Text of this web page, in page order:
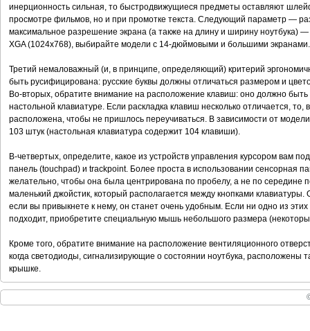
инерционность сильная, то быстродвижущиеся предметы оставляют
просмотре фильмов, но и при промотке текста. Следующий параметр —
максимальное разрешение экрана (а также на длину и ширину ноутбука)
XGA (1024х768), выбирайте модели с 14-дюймовыми и большими экранами.
Третий немаловажный (и, в принципе, определяющий) критерий
быть русифицирована: русские буквы должны отличаться размером и
Во-вторых, обратите внимание на расположение клавиш: оно должно
настольной клавиатуре. Если раскладка клавиш несколько отличается,
расположена, чтобы не пришлось переучиваться. В зависимости от
103 штук (настольная клавиатура содержит 104 клавиши).
В-четвертых, определите, какое из устройств управления курсором вам
панель (touchpad) и trackpoint. Более проста в использовании сенсорная
желательно, чтобы она была центрирована по пробелу, а не по середине
маленький джойстик, который располагается между кнопками
если вы привыкнете к нему, он станет очень удобным. Если ни одно из
подходит, приобретите специальную мышь небольшого размера
Кроме того, обратите внимание на расположение вентиляционного
когда светодиоды, сигнализирующие о состоянии ноутбука, расположены
крышке.